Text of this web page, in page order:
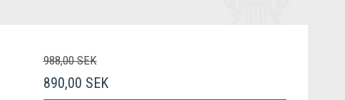
988,00 SEK
890,00 SEK